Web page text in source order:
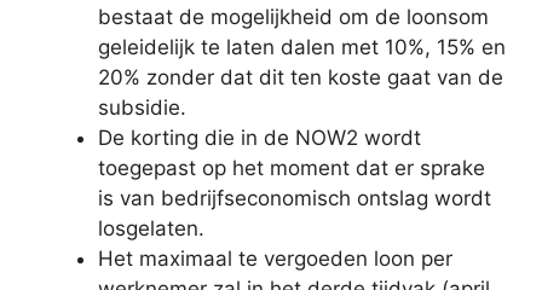
bestaat de mogelijkheid om de loonsom
geleidelijk te laten dalen met 10%, 15% en
20% zonder dat dit ten koste gaat van de
subsidie.
De korting die in de NOW2 wordt
toegepast op het moment dat er sprake
is van bedrijfseconomisch ontslag wordt
losgelaten.
Het maximaal te vergoeden loon per